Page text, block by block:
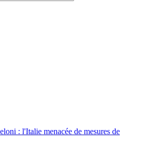
: l'Italie menacée de mesures de